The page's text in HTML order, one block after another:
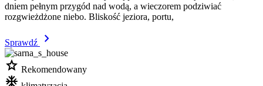
dniem pełnym przygód nad wodą, a wieczorem podziwiać
rozgwieżdżone niebo. Bliskość jeziora, portu,
Sprawdź
chevron_right
star Rekomendowany
mode_cool